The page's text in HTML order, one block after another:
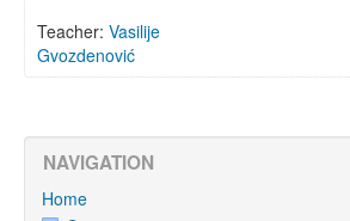
Teacher: Vasilije
Gvozdenović
NAVIGATION
Home